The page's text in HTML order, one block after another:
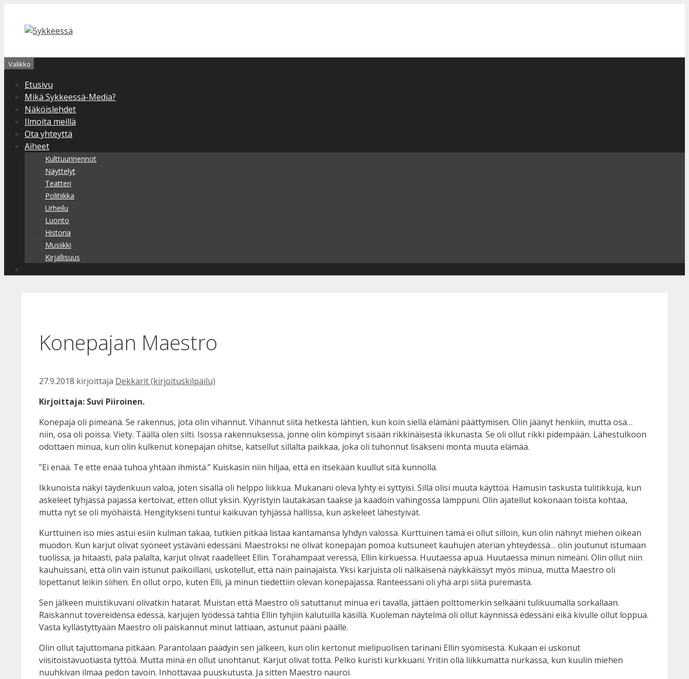
sisältöön
Valikko
Etusivu
Mikä Sykkeessä-Media?
Näköislehdet
Ilmoita meillä
Ota yhteyttä
Aiheet
Kulttuuririennot
Näyttelyt
Teatteri
Politiikka
Urheilu
Luonto
Historia
Musiikki
Kirjallisuus
Konepajan Maestro
27.9.2018 kirjoittaja Dekkarit (kirjoituskilpailu)
Kirjoittaja: Suvi Piiroinen.
Konepaja oli pimeänä. Se rakennus, jota olin vihannut. Vihannut siitä hetkestä lähtien, kun koin siellä elämäni päättymisen. Olin jäänyt henkiin, mutta osa…
niin, osa oli poissa. Viety. Täällä olen silti. Isossa rakennuksessa, jonne olin kömpinyt sisään rikkinäisestä ikkunasta. Se oli ollut rikki pidempään. Lähestulkoon
odottaen minua, kun olin kulkenut konepajan ohitse, katsellut sillalta paikkaa, joka oli tuhonnut lisäkseni monta muuta elämää.
”Ei enää. Te ette enää tuhoa yhtään ihmistä.” Kuiskasin niin hiljaa, että en itsekään kuullut sitä kunnolla.
Ikkunoista näkyi täydenkuun valoa, joten sisällä oli helppo liikkua. Mukanani oleva lyhty ei syttyisi. Sillä olisi muuta käyttöä. Hamusin taskusta tulitikkuja, kun
askeleet tyhjässä pajassa kertoivat, etten ollut yksin. Kyyristyin lautakasan taakse ja kaadoin vahingossa lamppuni. Olin ajatellut kokonaan toista kohtaa,
mutta nyt se oli myöhäistä. Hengitykseni tuntui kaikuvan tyhjässä hallissa, kun askeleet lähestyivät.
Kurttuinen iso mies astui esiin kulman takaa, tutkien pitkää listaa kantamansa lyhdyn valossa. Kurttuinen tämä ei ollut silloin, kun olin nähnyt miehen oikean
muodon. Kun karjut olivat syöneet ystäväni edessäni. Maestroksi ne olivat konepajan pomoa kutsuneet kauhujen aterian yhteydessä… olin joutunut istumaan
tuolissa, ja hitaasti, pala palalta, karjut olivat raadelleet Ellin. Torahampaat veressä, Ellin kirkuessa. Huutaessa apua. Huutaessa minun nimeäni. Olin ollut niin
kauhuissani, että olin vain istunut paikoillani, uskotellut, että näin painajaista. Yksi karjuista oli nälkäisenä näykkäissyt myös minua, mutta Maestro oli
lopettanut leikin siihen. En ollut orpo, kuten Elli, ja minun tiedettiin olevan konepajassa. Ranteessani oli yhä arpi siitä puremasta.
Sen jälkeen muistikuvani olivatkin hatarat. Muistan että Maestro oli satuttanut minua eri tavalla, jättäen polttomerkin selkääni tulikuumalla sorkallaan.
Raiskannut tovereidensa edessä, karjujen lyödessä tahtia Ellin tyhjiin kalutuilla käsillä. Kuoleman näytelmä oli ollut käynnissä edessäni eikä kivulle ollut loppua.
Vasta kyllästyttyään Maestro oli paiskannut minut lattiaan, astunut pääni päälle.
Olin ollut tajuttomana pitkään. Parantolaan päädyin sen jälkeen, kun olin kertonut mielipuolisen tarinani Ellin syömisestä. Kukaan ei uskonut
viisitoistavuotiasta tyttöä. Mutta minä en ollut unohtanut. Karjut olivat totta. Pelko kuristi kurkkuani. Yritin olla liikkumatta nurkassa, kun kuulin miehen
nuuhkivan ilmaa pedon tavoin. Inhottavaa puuskutusta. Ja sitten Maestro nauroi.